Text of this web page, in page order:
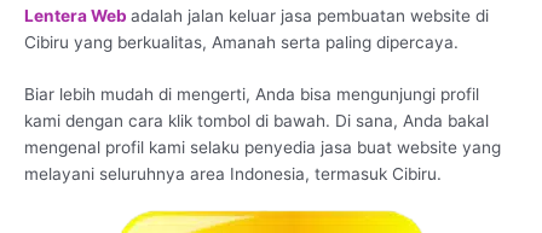
Lentera Web adalah jalan keluar jasa pembuatan website di
Cibiru yang berkualitas, Amanah serta paling dipercaya.
Biar lebih mudah di mengerti, Anda bisa mengunjungi profil
kami dengan cara klik tombol di bawah. Di sana, Anda bakal
mengenal profil kami selaku penyedia jasa buat website yang
melayani seluruhnya area Indonesia, termasuk Cibiru.